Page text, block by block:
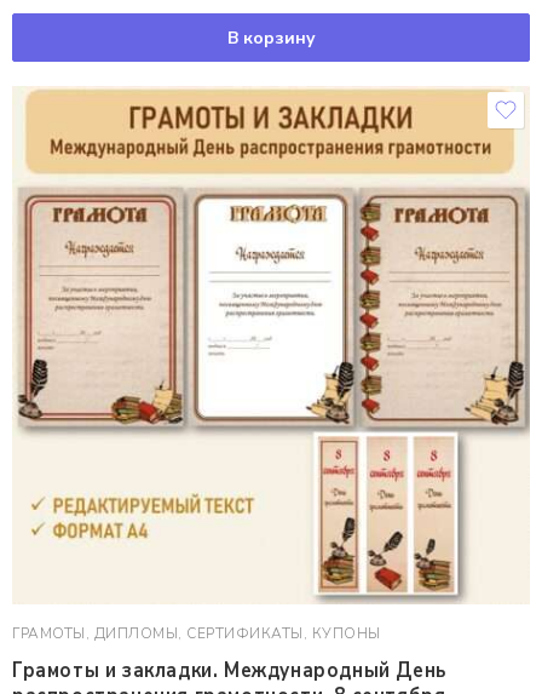
В корзину
ГРАМОТЫ, ДИПЛОМЫ, СЕРТИФИКАТЫ, КУПОНЫ
Грамоты и закладки. Международный День